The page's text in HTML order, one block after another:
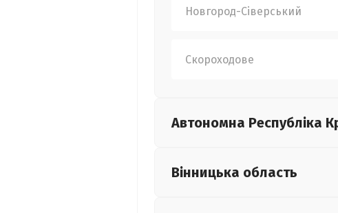
Новгород-Сіверський
Скороходове
Автономна Республіка
Вінницька область